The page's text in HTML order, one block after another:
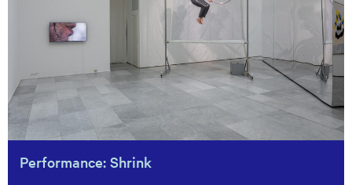
Performance: Shrink